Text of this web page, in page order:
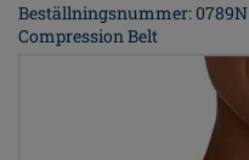
Beställningsnummer: 0789N
Compression Belt